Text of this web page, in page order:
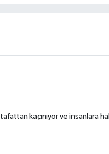
kaçınıyor ve insanlara